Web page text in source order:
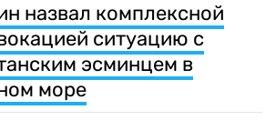
назвал комплексной
ситуацию с
эсминцем в
море